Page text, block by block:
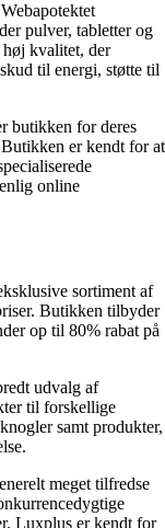
pulver, tabletter og
kvalitet, der
til energi, støtte til
butikken for deres
er kendt for at
online
sortiment af
Butikken tilbyder
op til 80% rabat på
udvalg af
til forskellige
samt produkter,
meget tilfredse
Luxplus er kendt for